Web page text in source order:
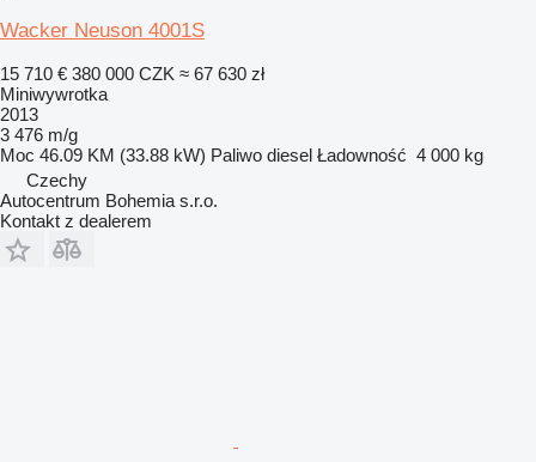
Wacker Neuson 4001S
15 710 € 380 000 CZK ≈ 67 630 zł
Miniwywrotka
2013
3 476 m/g
Moc 46.09 KM (33.88 kW) Paliwo diesel Ładowność 4 000 kg
Czechy
Autocentrum Bohemia s.r.o.
Kontakt z dealerem